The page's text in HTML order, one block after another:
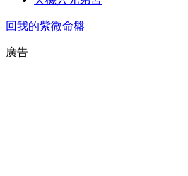
回我的紫微命盤
廣告